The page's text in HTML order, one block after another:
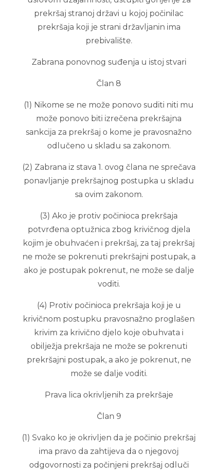
prekršaj stranoj državi u kojoj počinilac
prekršaja koji je strani državljanin ima
prebivalište.
Zabrana ponovnog suđenja u istoj stvari
Član 8
(1) Nikome se ne može ponovo suditi niti mu
može ponovo biti izrečena prekršajna
sankcija za prekršaj o kome je pravosnažno
odlučeno u skladu sa zakonom.
(2) Zabrana iz stava 1. ovog člana ne sprečava
ponavljanje prekršajnog postupka u skladu
sa ovim zakonom.
(3) Ako je protiv počinioca prekršaja
potvrđena optužnica zbog krivičnog djela
kojim je obuhvaćen i prekršaj, za taj prekršaj
ne može se pokrenuti prekršajni postupak, a
ako je postupak pokrenut, ne može se dalje
voditi.
(4) Protiv počinioca prekršaja koji je u
krivičnom postupku pravosnažno proglašen
krivim za krivično djelo koje obuhvata i
obilježja prekršaja ne može se pokrenuti
prekršajni postupak, a ako je pokrenut, ne
može se dalje voditi.
Prava lica okrivljenih za prekršaje
Član 9
(1) Svako ko je okrivljen da je počinio prekršaj
ima pravo da zahtijeva da o njegovoj
odgovornosti za počinjeni prekršaj odluči